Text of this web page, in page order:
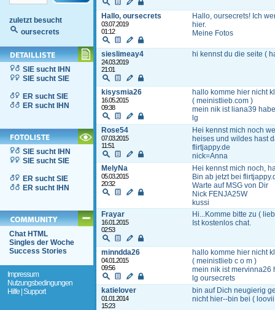
zuletzt besucht
oursecrets
SIE sucht IHN
SIE sucht SIE
ER sucht SIE
ER sucht IHN
SIE sucht IHN
SIE sucht SIE
ER sucht SIE
ER sucht IHN
Chat HTML
Singles der Woche
Success Stories
Impressum
Nutzungsbedingungen
Hilfe | Support
Hallo, oursecrets
03.07.2019
01:12
Hallo, oursecrets! Ich
hier.
Meine Fotos
sieslimeay4
24.03.2019
21:01
hi kennst du die seite (
kisysmia26
16.05.2015
09:38
hallo komme hier nicht
( meinistlieb.com )
mein nik ist liana39
lg
Rose54
07.03.2015
11:51
Hei kennst mich noch
heises und wildes hast
flirtjappy.de
nick=Anna
MelyNa
05.03.2015
20:32
Hei kennst mich noch,
Bin ab jetzt bei
Warte auf MSG von Dir
Nick FENJA25W
kussi
Frayar
16.01.2015
02:53
Hi...Komme bitte zu (
Ist kostenlos chat.
minndda26
04.01.2015
09:56
hallo komme hier nicht
( meinistlieb c o m )
mein nik ist mervinna26
lg oursecrets
katielover
01.01.2014
15:23
bin auf Dich neugierig
nicht hier--bin bei (